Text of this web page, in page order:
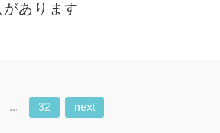
あります
... 32 next